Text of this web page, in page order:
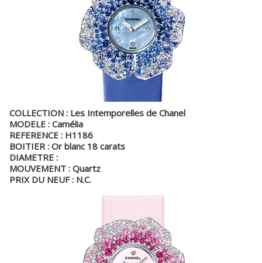
COLLECTION : Les Intemporelles de Chanel
MODELE : Camélia
REFERENCE : H1186
BOITIER : Or blanc 18 carats
DIAMETRE :
MOUVEMENT : Quartz
PRIX DU NEUF : N.C.